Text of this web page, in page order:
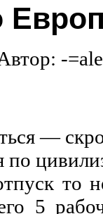
-
—
по
то
5